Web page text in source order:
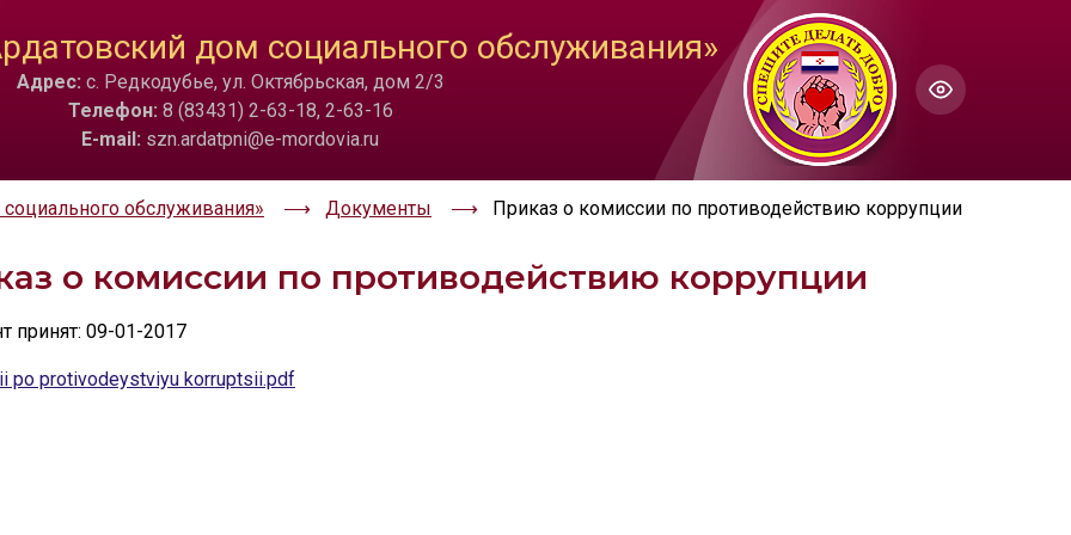
ИЗОБРАЖЕНИЯ
Скрыть Ч/б
Настройки по умолчанию
дом социального обслуживания»
Адрес: с. Редкодубье, ул. Октябрьская, дом 2/3
Телефон: 8 (83431) 2-63-18, 2-63-16
E-mail: szn.ardatpni@e-mordovia.ru
обслуживания» Документы Приказ о комиссии по противодействию коррупции
о комиссии по противодействию коррупции
принят: 09-01-2017
po protivodeystviyu korruptsii.pdf